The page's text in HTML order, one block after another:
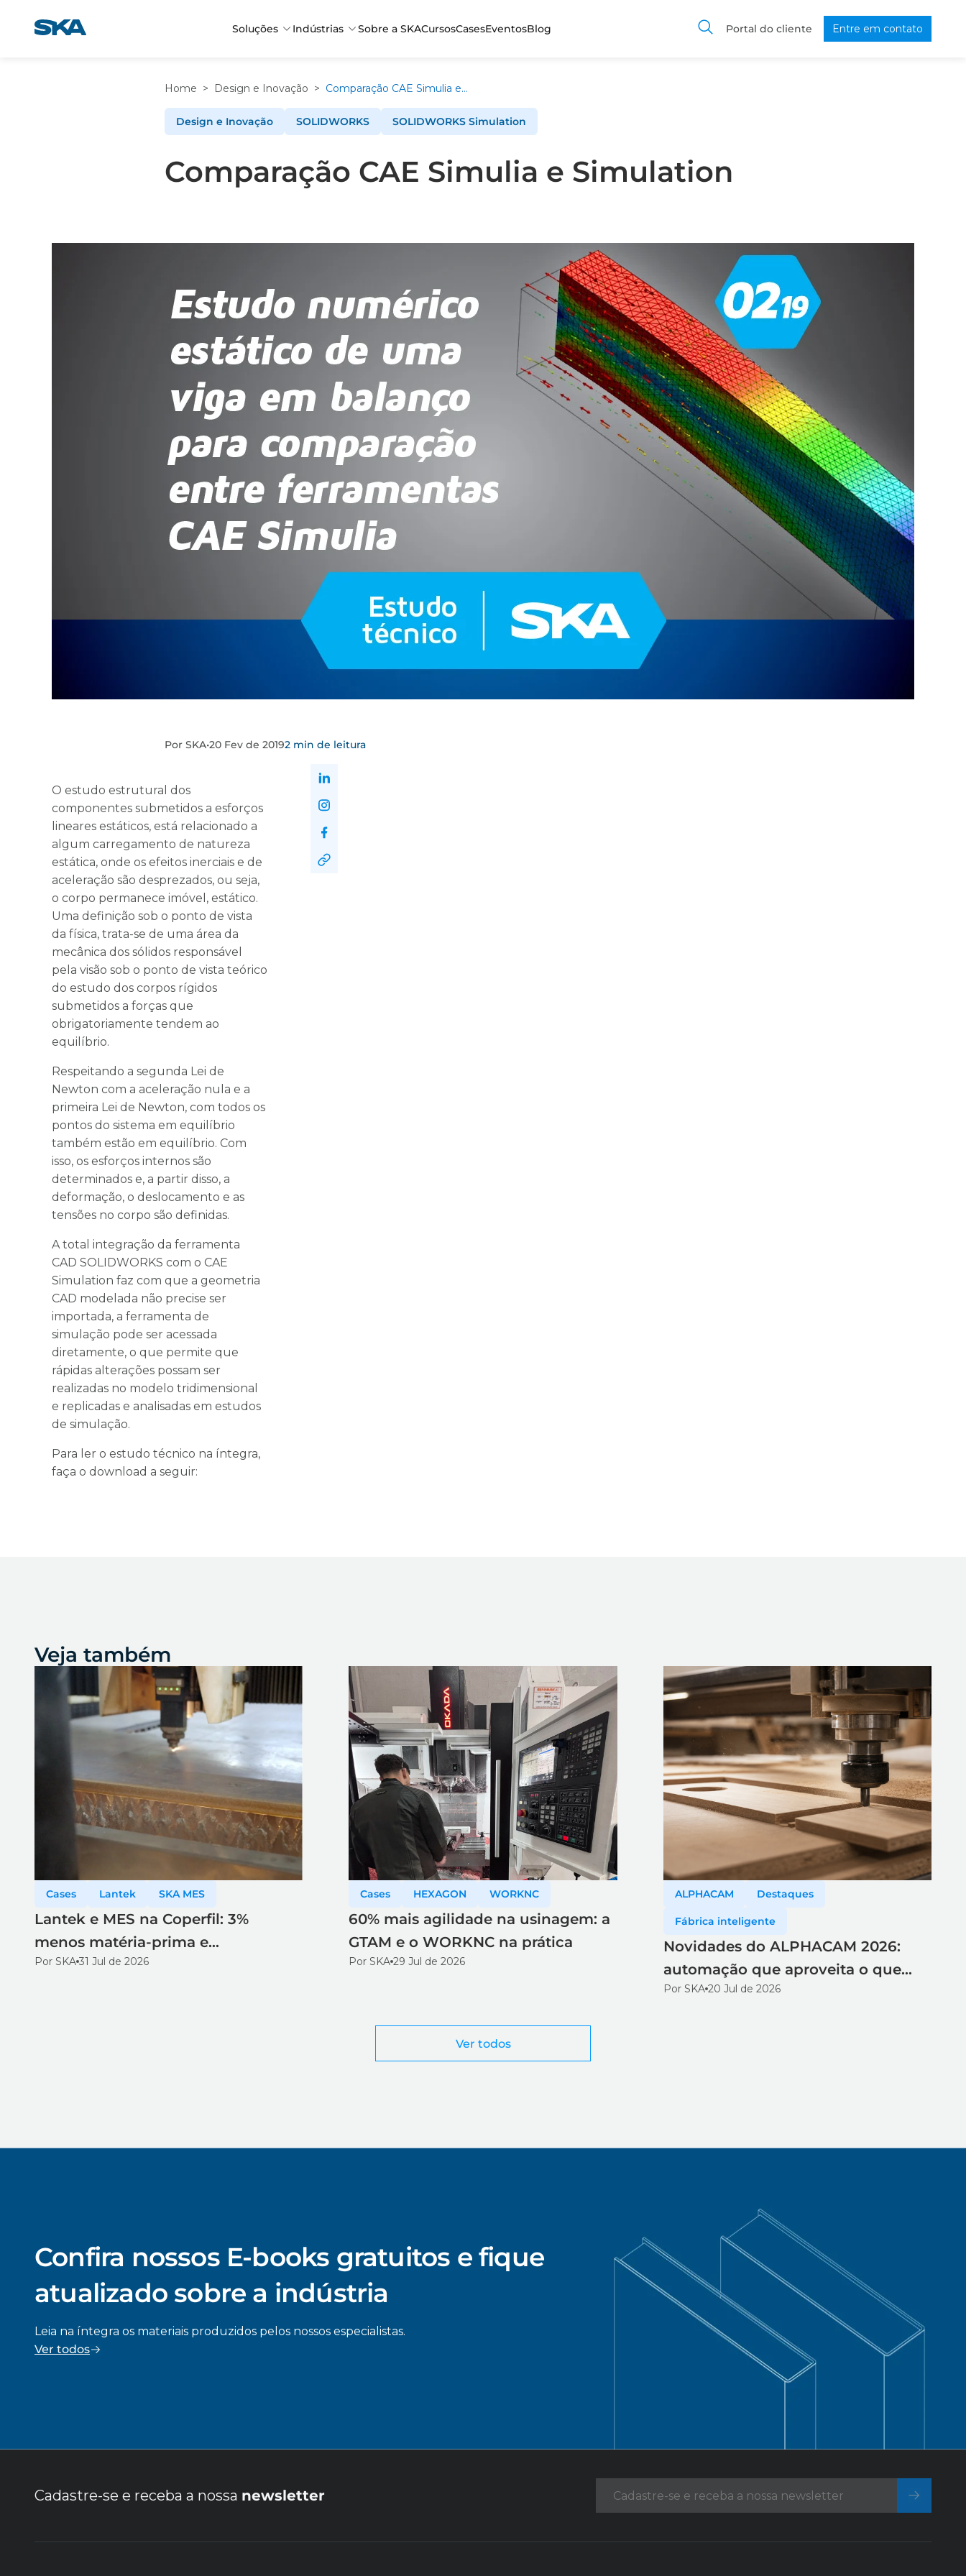
Soluções Indústrias Sobre a SKACursosCasesEventosBlog Portal do cliente Entre em contato
Home > Design e Inovação > Comparação CAE Simulia e Simulation
Design e Inovação SOLIDWORKS SOLIDWORKS Simulation
Comparação CAE Simulia e Simulation
Por SKA•20 Fev de 20192 min de leitura
O estudo estrutural dos
componentes submetidos a esforços
lineares estáticos, está relacionado a
algum carregamento de natureza
estática, onde os efeitos inerciais e de
aceleração são desprezados, ou seja,
o corpo permanece imóvel, estático.
Uma definição sob o ponto de vista
da física, trata-se de uma área da
mecânica dos sólidos responsável
pela visão sob o ponto de vista teórico
do estudo dos corpos rígidos
submetidos a forças que
obrigatoriamente tendem ao
equilíbrio.
Respeitando a segunda Lei de
Newton com a aceleração nula e a
primeira Lei de Newton, com todos os
pontos do sistema em equilíbrio
também estão em equilíbrio. Com
isso, os esforços internos são
determinados e, a partir disso, a
deformação, o deslocamento e as
tensões no corpo são definidas.
A total integração da ferramenta
CAD SOLIDWORKS com o CAE
Simulation faz com que a geometria
CAD modelada não precise ser
importada, a ferramenta de
simulação pode ser acessada
diretamente, o que permite que
rápidas alterações possam ser
realizadas no modelo tridimensional
e replicadas e analisadas em estudos
de simulação.
Para ler o estudo técnico na íntegra,
faça o download a seguir:
Veja também
Ver todos
Cases Lantek SKA MES
Lantek e MES na Coperfil: 3%
menos matéria-prima e
rastreabilidade total no corte a laser
Por SKA 31 Jul de 2026
Cases HEXAGON WORKNC
60% mais agilidade na usinagem: a
GTAM e o WORKNC na prática
Por SKA 29 Jul de 2026
ALPHACAM Destaques
Fábrica inteligente
Novidades do ALPHACAM 2026:
automação que aproveita o que
você já tem
Por SKA 20 Jul de 2026
Confira nossos E-books gratuitos e fique
atualizado sobre a indústria
Leia na íntegra os materiais produzidos pelos nossos especialistas.
Ver todos
Cadastre-se e receba a nossa newsletter